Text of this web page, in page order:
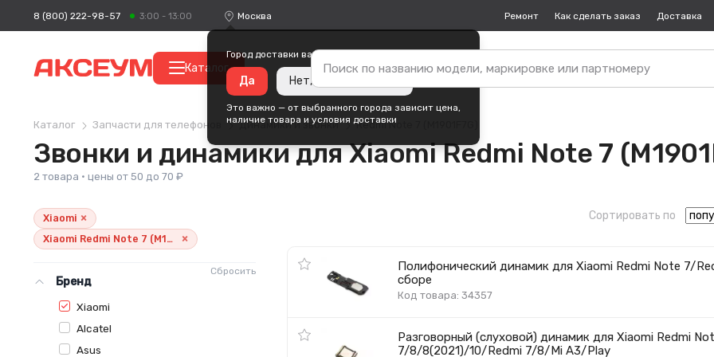
8 (800) 222-98-57 3:00 - 13:00 Москва
Город доставки ваших покупок —
Да Нет, изменить город
Это важно — от выбранного города зависит цена,
наличие товара и условия доставки
Ремонт Как сделать заказ Доставка
Каталог
Каталог Запчасти для телефонов Динамики и звонки Redmi Note 7 (M1901F7G)
Звонки и динамики для Xiaomi Redmi Note 7
2 товара · цены от 50 до 70 ₽
Xiaomi ×
Xiaomi Redmi Note 7 (M1901F7G) ×
Сбросить
Бренд
Xiaomi
Alcatel
Asus
Сортировать по
Полифонический динамик для Xiaomi Redmi Note 7/
сборе
Код товара: 34357
Разговорный (слуховой) динамик для Xiaomi Redmi
7/8/8(2021)/10/Redmi 7/8/Mi A3/Play